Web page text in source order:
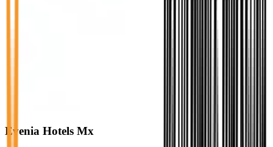
Evenia Hotels Mx